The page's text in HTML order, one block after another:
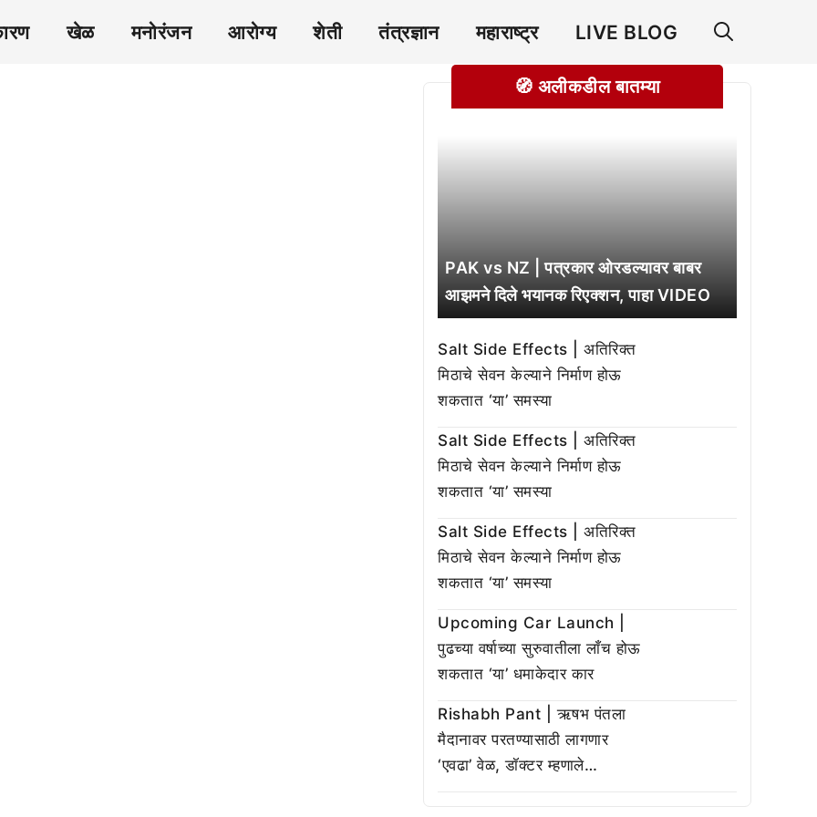
खेळ मनोरंजन आरोग्य शेती तंत्रज्ञान महाराष्ट्र LIVE BLOG
🧭 अलीकडील बातम्या
PAK vs NZ | पत्रकार ओरडल्यावर बाबर
आझमने दिले भयानक रिएक्शन, पाहा VIDEO
Salt Side Effects | अतिरिक्त
मिठाचे सेवन केल्याने निर्माण होऊ
शकतात ‘या’ समस्या
Salt Side Effects | अतिरिक्त
मिठाचे सेवन केल्याने निर्माण होऊ
शकतात ‘या’ समस्या
Salt Side Effects | अतिरिक्त
मिठाचे सेवन केल्याने निर्माण होऊ
शकतात ‘या’ समस्या
Upcoming Car Launch |
पुढच्या वर्षाच्या सुरुवातीला लाँच होऊ
शकतात ‘या’ धमाकेदार कार
Rishabh Pant | ऋषभ पंतला
मैदानावर परतण्यासाठी लागणार
‘एवढा’ वेळ, डॉक्टर म्हणाले…